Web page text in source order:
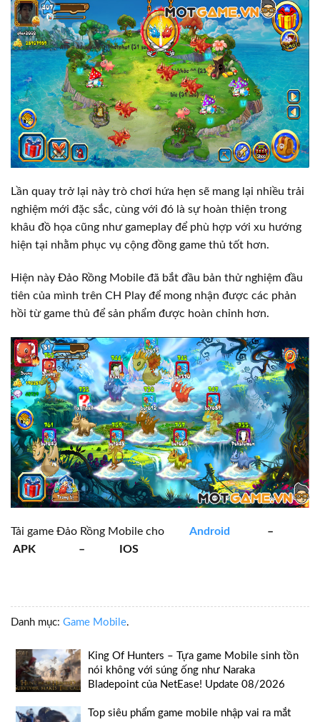
Lần quay trở lại này trò chơi hứa hẹn sẽ mang lại nhiều trải
nghiệm mới đặc sắc, cùng với đó là sự hoàn thiện trong
khâu đồ họa cũng như gameplay để phù hợp với xu hướng
hiện tại nhằm phục vụ cộng đồng game thủ tốt hơn.
Hiện này Đảo Rồng Mobile đã bắt đầu bản thử nghiệm đầu
tiên của mình trên CH Play để mong nhận được các phản
hồi từ game thủ để sản phẩm được hoàn chỉnh hơn.
Tải game Đảo Rồng Mobile cho Android
–
APK – IOS
Danh mục: Game Mobile.
King Of Hunters – Tựa game Mobile sinh tồn
nói không với súng ống như Naraka
Bladepoint của NetEase! Update 08/2026
Top siêu phẩm game mobile nhập vai ra mắt